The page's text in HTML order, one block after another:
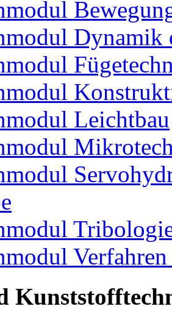
Dynamik
Leichtbau